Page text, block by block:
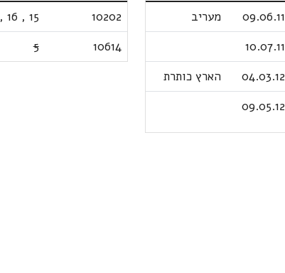
09.06.11
מעריב
10.07.11
04.03.12
הארץ כותרת
09.05.12
10202
15
,
16
,
10614
5